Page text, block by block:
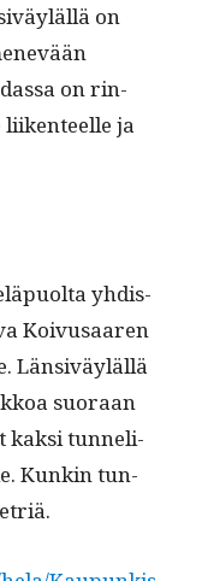
on
on rin­
ja
yhdis­
Koivusaaren
Län­siväyläl­lä
suo­raan
kak­si tun­neli­
. Kunkin tun­